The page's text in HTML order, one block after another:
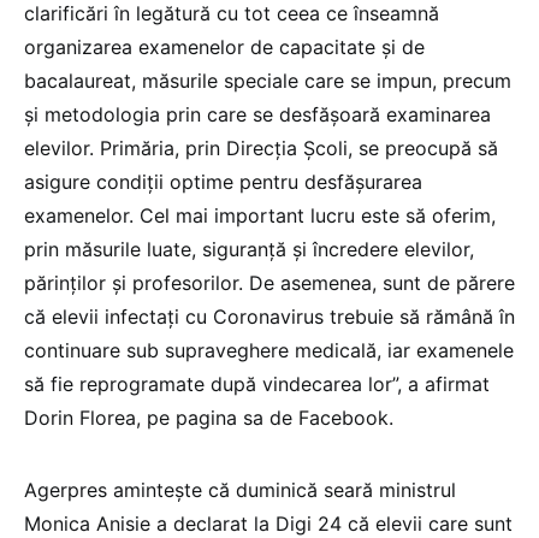
clarificări în legătură cu tot ceea ce înseamnă
organizarea examenelor de capacitate şi de
bacalaureat, măsurile speciale care se impun, precum
şi metodologia prin care se desfăşoară examinarea
elevilor. Primăria, prin Direcţia Şcoli, se preocupă să
asigure condiţii optime pentru desfăşurarea
examenelor. Cel mai important lucru este să oferim,
prin măsurile luate, siguranţă şi încredere elevilor,
părinţilor şi profesorilor. De asemenea, sunt de părere
că elevii infectaţi cu Coronavirus trebuie să rămână în
continuare sub supraveghere medicală, iar examenele
să fie reprogramate după vindecarea lor”, a afirmat
Dorin Florea, pe pagina sa de Facebook.
Agerpres amintește că duminică seară ministrul
Monica Anisie a declarat la Digi 24 că elevii care sunt